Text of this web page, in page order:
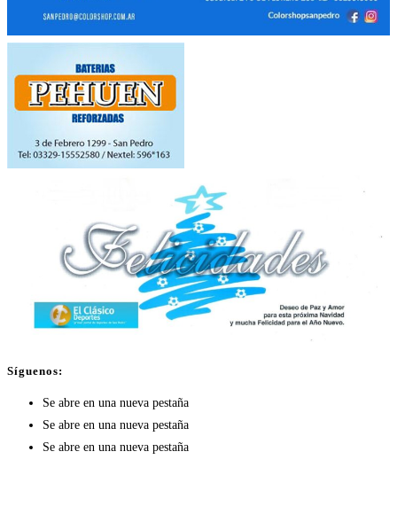
Síguenos:
Se abre en una nueva pestaña
Se abre en una nueva pestaña
Se abre en una nueva pestaña